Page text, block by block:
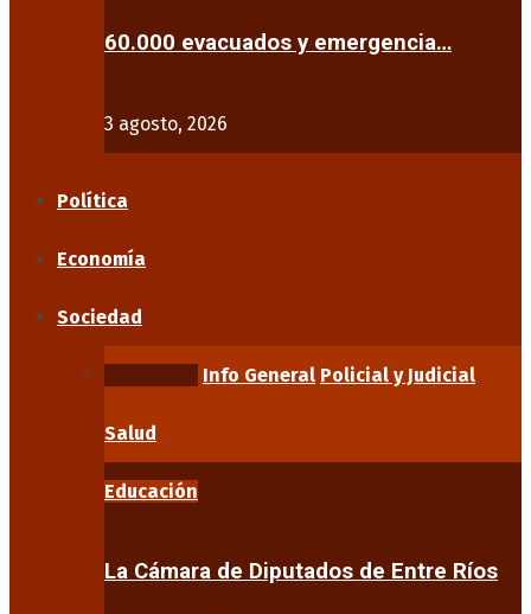
60.000 evacuados y emergencia…
3 agosto, 2026
Política
Economía
Sociedad
Info General Policial y Judicial
Salud
Educación
La Cámara de Diputados de Entre Ríos